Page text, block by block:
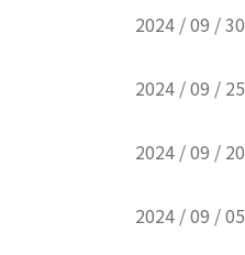
2024 / 09 / 30
2024 / 09 / 25
2024 / 09 / 20
2024 / 09 / 05